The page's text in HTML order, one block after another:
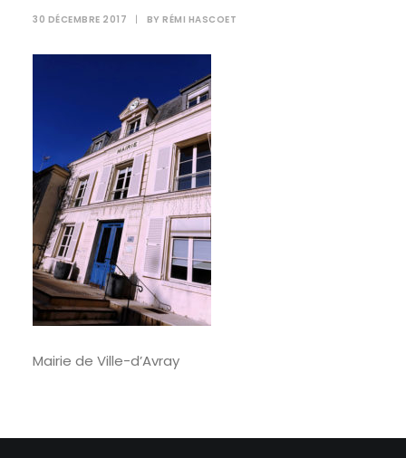
RECHERCHE
30 DÉCEMBRE 2017 | BY RÉMI HASCOET
Mairie de Ville-d’Avray